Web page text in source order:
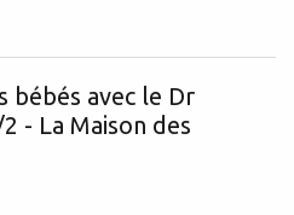
bébés avec le Dr
- La Maison des